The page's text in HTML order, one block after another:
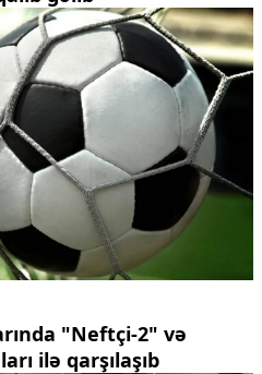
"Neftçi-2" və
ilə qarşılaşıb